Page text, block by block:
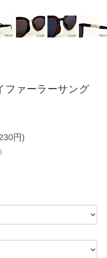
ファーラーサング
円)